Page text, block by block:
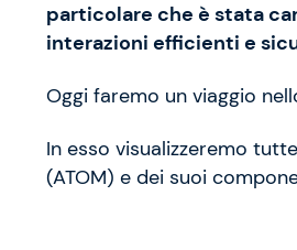
particolare che è stata
interazioni efficienti e
Oggi faremo un viaggio
In esso visualizzeremo
(ATOM) e dei suoi